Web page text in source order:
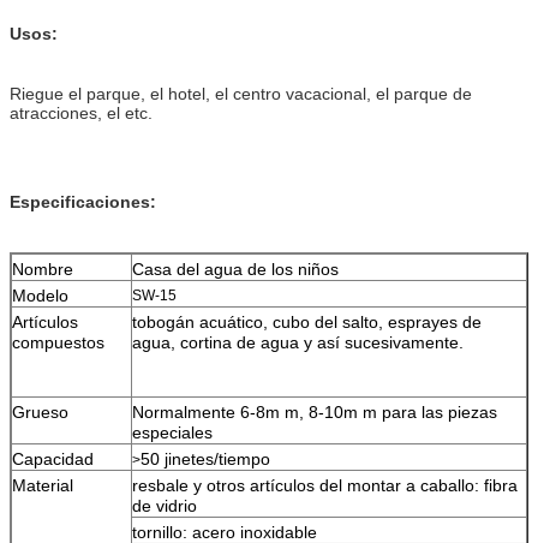
Usos:
Riegue el parque, el hotel, el centro vacacional, el parque de
atracciones, el etc.
Especificaciones:
Nombre
Casa del agua de los niños
Modelo
SW-15
Artículos
compuestos
tobogán acuático, cubo del salto, esprayes de
agua, cortina de agua y así sucesivamente.
Grueso
Normalmente 6-8m m, 8-10m m para las piezas
especiales
Capacidad
>50 jinetes/tiempo
Material
resbale y otros artículos del montar a caballo: fibra
de vidrio
tornillo: acero inoxidable